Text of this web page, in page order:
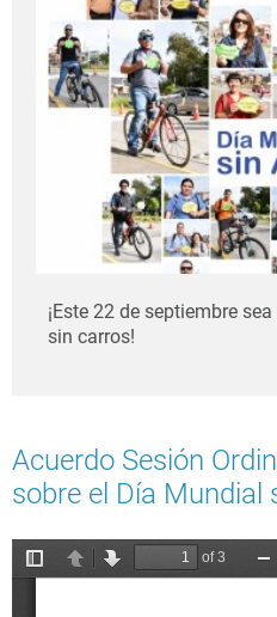
¡Este 22 de septiembre
sin carros!
Acuerdo Sesión
sobre el Día Mundial